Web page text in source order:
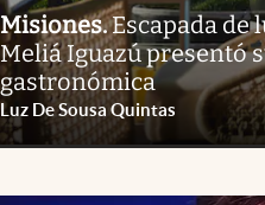
Misiones.Escapada de
Meliá Iguazú presentó
gastronómica
Luz De Sousa Quintas